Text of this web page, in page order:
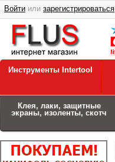
Войти или зарегистрироваться
Инструменты Intertool
Клея, лаки, защитные
экраны, изоленты, скотч